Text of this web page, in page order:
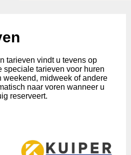
tarieven vindt u tevens op
speciale tarieven voor huren
weekend, midweek of andere
naar voren wanneer u
reserveert.